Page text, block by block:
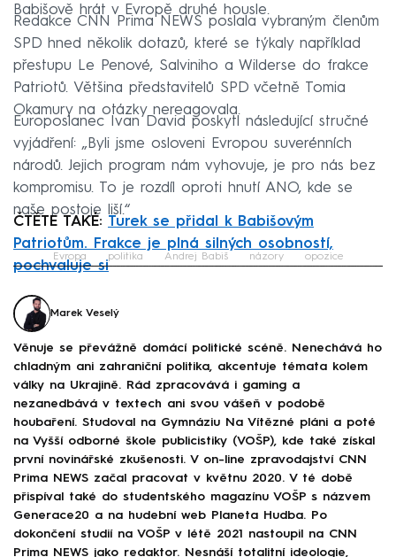
Babišově hrát v Evropě druhé housle.
Redakce CNN Prima NEWS poslala vybraným členům
SPD hned několik dotazů, které se týkaly například
přestupu Le Penové, Salviniho a Wilderse do frakce
Patriotů. Většina představitelů SPD včetně Tomia
Okamury na otázky nereagovala.
Europoslanec Ivan David poskytl následující stručné
vyjádření: „Byli jsme osloveni Evropou suverénních
národů. Jejich program nám vyhovuje, je pro nás bez
kompromisu. To je rozdíl oproti hnutí ANO, kde se
naše postoje liší.“
ČTĚTE TAKÉ: Turek se přidal k Babišovým
Patriotům. Frakce je plná silných osobností,
pochvaluje si
Evropa politika Andrej Babiš názory opozice
Marek Veselý
Věnuje se převážně domácí politické scéně. Nenechává ho
chladným ani zahraniční politika, akcentuje témata kolem
války na Ukrajině. Rád zpracovává i gaming a
nezanedbává v textech ani svou vášeň v podobě
houbaření. Studoval na Gymnáziu Na Vítězné pláni a poté
na Vyšší odborné škole publicistiky (VOŠP), kde také získal
první novinářské zkušenosti. V on-line zpravodajství CNN
Prima NEWS začal pracovat v květnu 2020. V té době
přispíval také do studentského magazínu VOŠP s názvem
Generace20 a na hudební web Planeta Hudba. Po
dokončení studií na VOŠP v létě 2021 nastoupil na CNN
Prima NEWS jako redaktor. Nesnáší totalitní ideologie,